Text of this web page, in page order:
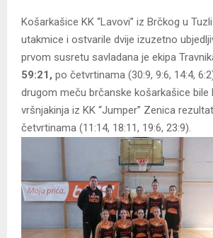
Košarkašice KK “Lavovi” iz Brčkog u
utakmice i ostvarile dvije izuzetno
prvom susretu savladana je ekipa
59:21, po četvrtinama (30:9, 9:6, 14:4,
drugom meču brčanske košarkašice bile
vršnjakinja iz KK “Jumper” Zenica
četvrtinama (11:14, 18:11, 19:6, 23:9).